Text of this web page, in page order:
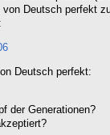
Deutsch perfekt
Deutsch perfekt:
der Generationen?